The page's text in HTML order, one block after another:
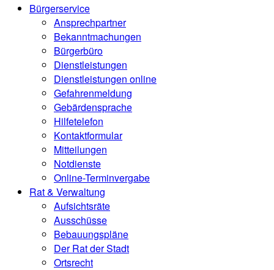
Bürgerservice
Ansprechpartner
Bekanntmachungen
Bürgerbüro
Dienstleistungen
Dienstleistungen online
Gefahrenmeldung
Gebärdensprache
Hilfetelefon
Kontaktformular
Mitteilungen
Notdienste
Online-Terminvergabe
Rat & Verwaltung
Aufsichtsräte
Ausschüsse
Bebauungspläne
Der Rat der Stadt
Ortsrecht